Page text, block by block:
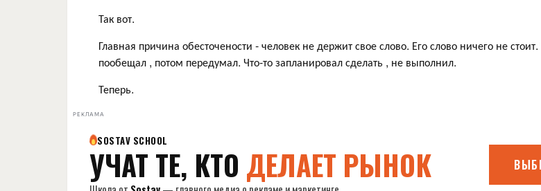
Так вот.
Главная причина обесточености - человек не держит свое слово. Его слово ничего не
пообещал , потом передумал. Что-то запланировал сделать , не выполнил.
Теперь.
РЕКЛАМА